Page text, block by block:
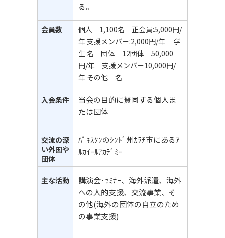
る。
会員数
個人 1,100名 正会員:5,000円/
年 支援メンバー:2,000円/年 学
生 名 団体 12団体 50,000
円/年 支援メンバー10,000円/
年 その他 名
入会条件
当会の目的に賛同する個人ま
たは団体
交流の深
い外国や
団体
ﾊﾟｷｽﾀﾝのｼﾝﾄﾞ州ｶﾗﾁ市にあるｱ
ﾙｶｲｰﾙｱｶﾃﾞﾐｰ
主な活動
講演会･ｾﾐﾅｰ、海外派遣、海外
への人的支援、交流事業、そ
の他(海外の団体の自立のため
の事業支援)